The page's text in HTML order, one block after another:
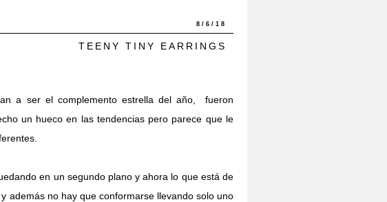
8/6/18
TEENY TINY EARRINGS
a ser el complemento estrella del año, fueron
un hueco en las tendencias pero parece que le
en un segundo plano y ahora lo que está de
además no hay que conformarse llevando solo uno